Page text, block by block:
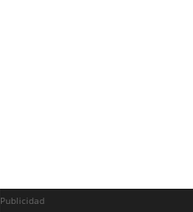
Publicidad